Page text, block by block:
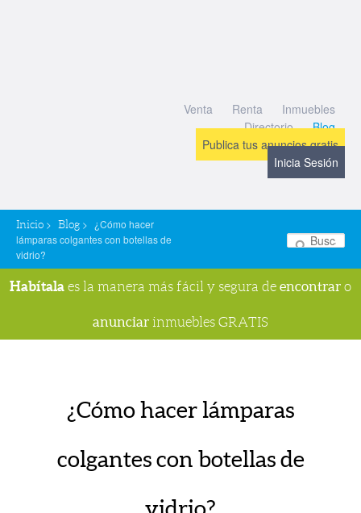
Venta Renta
Inmuebles
Directorio
Blog
Publica tus anuncios gratis
Inicia Sesión
Inicio > Blog > ¿Cómo hacer
lámparas colgantes con botellas de
vidrio?
Habítala es la manera más fácil y segura de encontrar o
anunciar inmuebles GRATIS
¿Cómo hacer lámparas
colgantes con botellas de